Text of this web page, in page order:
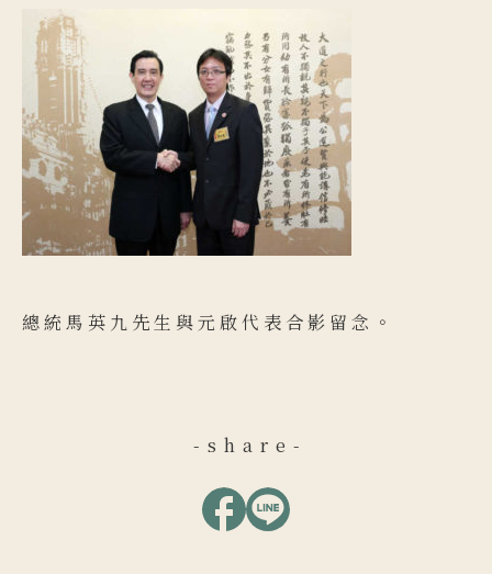
總統馬英九先生與元啟代表合影留念。
-share-